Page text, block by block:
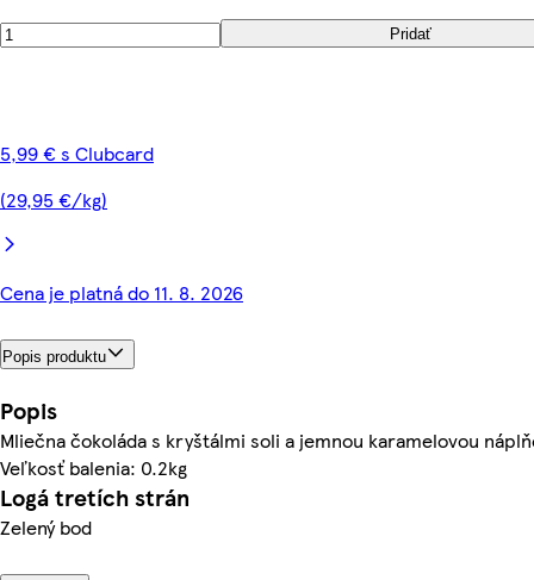
Pridať
5,99 € s Clubcard
(29,95 €/kg)
Cena je platná do 11. 8. 2026
Popis produktu
Popis
Mliečna čokoláda s kryštálmi soli a jemnou karamelovou
Veľkosť balenia: 0.2kg
Logá tretích strán
Zelený bod